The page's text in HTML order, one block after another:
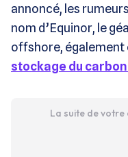
annoncé, les
nom d’Equinor, le
offshore, également
stockage du
La suite de